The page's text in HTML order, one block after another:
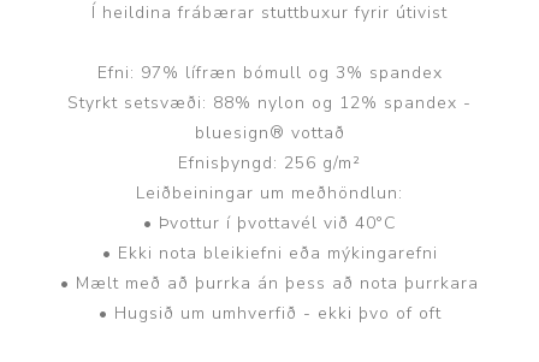
Í heildina frábærar stuttbuxur fyrir útivist
Efni: 97% lífræn bómull og 3% spandex
Styrkt setsvæði: 88% nylon og 12% spandex -
bluesign® vottað
Efnisþyngd: 256 g/m²
Leiðbeiningar um meðhöndlun:
• Þvottur í þvottavél við 40°C
• Ekki nota bleikiefni eða mýkingarefni
• Mælt með að þurrka án þess að nota þurrkara
• Hugsið um umhverfið - ekki þvo of oft